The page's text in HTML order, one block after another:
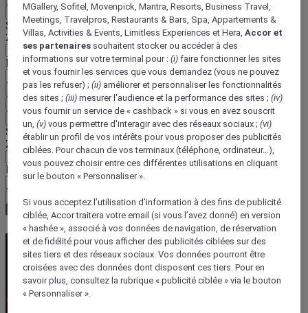
Retour
Sélectionnez votre zone et votre langue ci-dessous
Zone géographique
Pays/Région - Langue
Valider votre zone et votre langue
EUR (€)
Sélectionnez votre devise ci-dessous
Zone géographique
Devise
MGallery, Sofitel, Movenpick, Mantra, Resorts, Business Travel,
Meetings, Travelpros, Restaurants & Bars, Spa, Appartements &
Villas, Activities & Events, Limitless Experiences et Hera,Accor et
ses partenaires souhaitent stocker ou accéder à des
informations sur votre terminal pour :(i) faire fonctionner les sites
et vous fournir les services que vous demandez (vous ne pouvez
pas les refuser) ;(ii) améliorer et personnaliser les fonctionnalités
des sites ;(iii) mesurer l'audience et la performance des sites ;(iv)
vous fournir un service de « cashback » si vous en avez souscrit
un,(v) vous permettre d'interagir avec des réseaux sociaux ;(vi)
établir un profil de vos intérêts pour vous proposer des publicités
ciblées. Pour chacun de vos terminaux (téléphone, ordinateur…),
vous pouvez choisir entre ces différentes utilisations en cliquant
sur le bouton « Personnaliser ».
Si vous acceptez l’utilisation d’information à des fins de publicité
ciblée, Accor traitera votre email (si vous l’avez donné) en version
« hashée », associé à vos données de navigation, de réservation
et de fidélité pour vous afficher des publicités ciblées sur des
sites tiers et des réseaux sociaux. Vos données pourront être
croisées avec des données dont disposent ces tiers. Pour en
savoir plus, consultez la rubrique « publicité ciblée » via le bouton
« Personnaliser ».